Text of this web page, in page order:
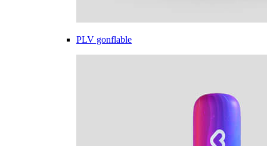
PLV gonflable